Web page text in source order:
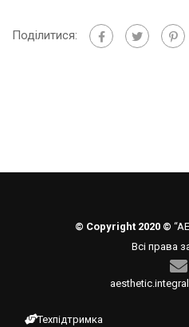
Поділитися:
© Copyright 2020 ©
Всі права
Техпідтримка